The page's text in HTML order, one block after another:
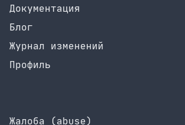
Документация
Блог
Журнал изменений
Профиль
Жалоба (abuse)